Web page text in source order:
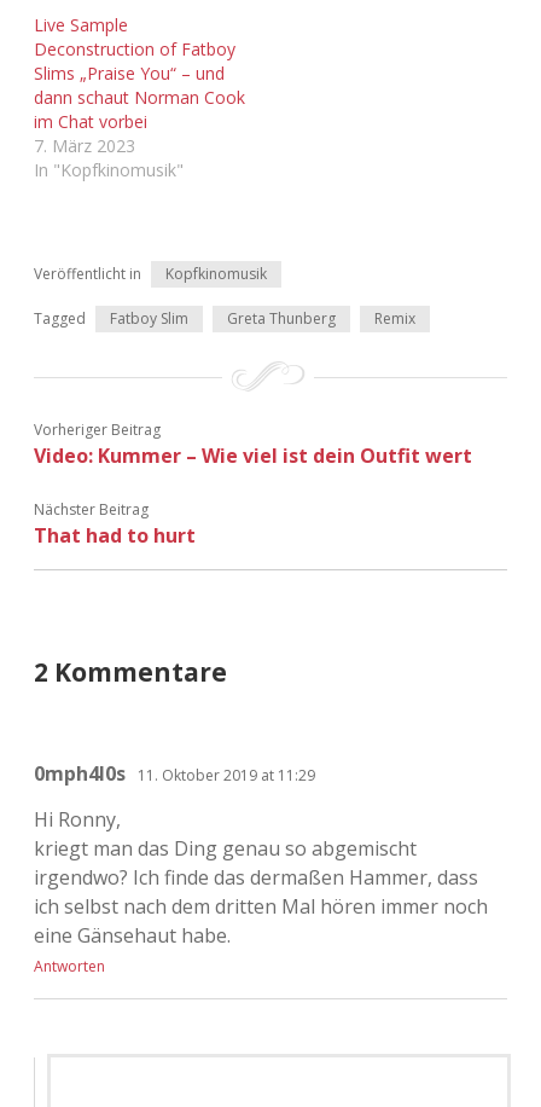
Adventskalender 2022
Adventskalender 2023
Adventskalender 2024
Live Sample
Deconstruction of Fatboy
Slims „Praise You“ – und
dann schaut Norman Cook
im Chat vorbei
7. März 2023
In "Kopfkinomusik"
Veröffentlicht in Kopfkinomusik
Tagged Fatboy Slim Greta Thunberg Remix
Vorheriger Beitrag
Video: Kummer – Wie viel ist dein Outfit wert
Nächster Beitrag
That had to hurt
2 Kommentare
0mph4l0s 11. Oktober 2019 at 11:29
Hi Ronny,
kriegt man das Ding genau so abgemischt
irgendwo? Ich finde das dermaßen Hammer, dass
ich selbst nach dem dritten Mal hören immer noch
eine Gänsehaut habe.
Antworten